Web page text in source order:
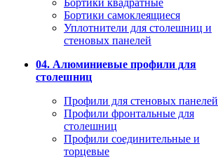
Бортики квадратные
Бортики самоклеящиеся
Уплотнители для столешниц и
стеновых панелей
04. Алюминиевые профили для
столешниц
Профили для стеновых панелей
Профили фронтальные для
столешниц
Профили соединительные и
торцевые